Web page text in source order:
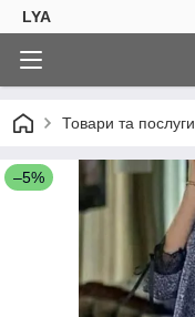
LYA
Товари та послуги
–5%